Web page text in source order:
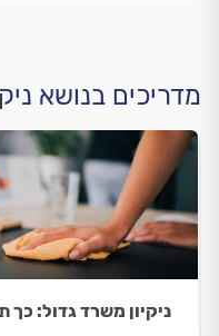
מדריכים בנושא
ניקיון משרד גדול: כך